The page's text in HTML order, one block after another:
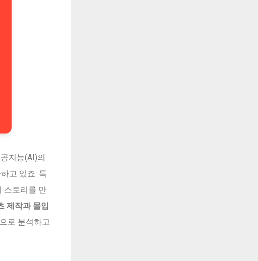
지능(AI)의
고 있죠. 특
스토리를 만
제작과 몰입
로 분석하고